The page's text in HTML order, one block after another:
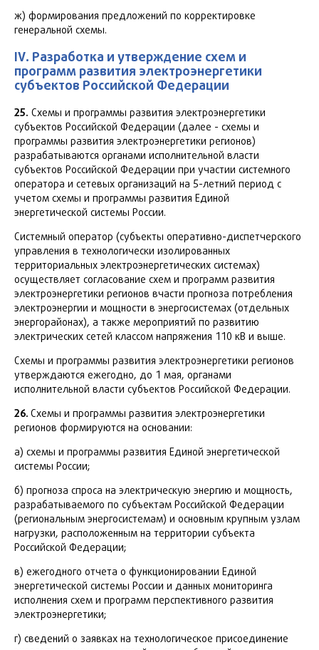
ж) формирования предложений по корректировке
генеральной схемы.
IV. Разработка и утверждение схем и
программ развития электроэнергетики
субъектов Российской Федерации
25. Схемы и программы развития электроэнергетики
субъектов Российской Федерации (далее - схемы и
программы развития электроэнергетики регионов)
разрабатываются органами исполнительной власти
субъектов Российской Федерации при участии системного
оператора и сетевых организаций на 5-летний период с
учетом схемы и программы развития Единой
энергетической системы России.
Системный оператор (субъекты оперативно-диспетчерского
управления в технологически изолированных
территориальных электроэнергетических системах)
осуществляет согласование схем и программ развития
электроэнергетики регионов вчасти прогноза потребления
электроэнергии и мощности в энергосистемах (отдельных
энергорайонах), а также мероприятий по развитию
электрических сетей классом напряжения 110 кВ и выше.
Схемы и программы развития электроэнергетики регионов
утверждаются ежегодно, до 1 мая, органами
исполнительной власти субъектов Российской Федерации.
26. Схемы и программы развития электроэнергетики
регионов формируются на основании:
а) схемы и программы развития Единой энергетической
системы России;
б) прогноза спроса на электрическую энергию и мощность,
разрабатываемого по субъектам Российской Федерации
(региональным энергосистемам) и основным крупным узлам
нагрузки, расположенным на территории субъекта
Российской Федерации;
в) ежегодного отчета о функционировании Единой
энергетической системы России и данных мониторинга
исполнения схем и программ перспективного развития
электроэнергетики;
г) сведений о заявках на технологическое присоединение